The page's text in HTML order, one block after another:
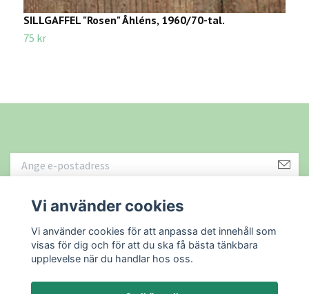
SILLGAFFEL "Rosen" Åhléns, 1960/70-tal.
75 kr
Läs mer
Vi använder cookies
Vi använder cookies för att anpassa det innehåll som
visas för dig och för att du ska få bästa tänkbara
upplevelse när du handlar hos oss.